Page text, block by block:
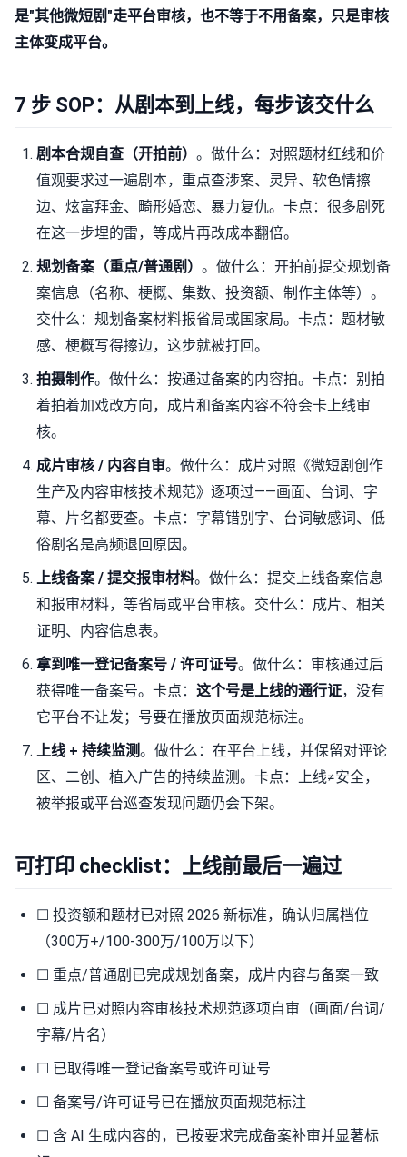
是"其他微短剧"走平台审核，也不等于不用备案，只是审核
主体变成平台。
7 步 SOP：从剧本到上线，每步该交什么
剧本合规自查（开拍前） 。做什么：对照题材红线和价
值观要求过一遍剧本，重点查涉案、灵异、软色情擦
边、炫富拜金、畸形婚恋、暴力复仇。卡点：很多剧死
在这一步埋的雷，等成片再改成本翻倍。
规划备案（重点/普通剧） 。做什么：开拍前提交规划备
案信息（名称、梗概、集数、投资额、制作主体等）。
交什么：规划备案材料报省局或国家局。卡点：题材敏
感、梗概写得擦边，这步就被打回。
拍摄制作。做什么：按通过备案的内容拍。卡点：别拍
着拍着加戏改方向，成片和备案内容不符会卡上线审
核。
成片审核 / 内容自审。做什么：成片对照《微短剧创作
生产及内容审核技术规范》逐项过——画面、台词、字
幕、片名都要查。卡点：字幕错别字、台词敏感词、低
俗剧名是高频退回原因。
上线备案 / 提交报审材料。做什么：提交上线备案信息
和报审材料，等省局或平台审核。交什么：成片、相关
证明、内容信息表。
拿到唯一登记备案号 / 许可证号。做什么：审核通过后
获得唯一备案号。卡点： 这个号是上线的通行证，没有
它平台不让发；号要在播放页面规范标注。
上线 + 持续监测。做什么：在平台上线，并保留对评论
区、二创、植入广告的持续监测。卡点：上线≠安全，
被举报或平台巡查发现问题仍会下架。
可打印 checklist：上线前最后一遍过
☐ 投资额和题材已对照 2026 新标准，确认归属档位
（300万+/100-300万/100万以下）
☐ 重点/普通剧已完成规划备案，成片内容与备案一致
☐ 成片已对照内容审核技术规范逐项自审（画面/台词/
字幕/片名）
☐ 已取得唯一登记备案号或许可证号
☐ 备案号/许可证号已在播放页面规范标注
☐ 含 AI 生成内容的，已按要求完成备案补审并显著标